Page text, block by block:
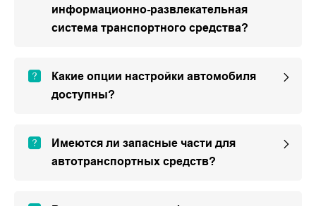
информационно-развлекательная
система транспортного средства?
Какие опции настройки автомобиля
доступны?
Имеются ли запасные части для
автотранспортных средств?